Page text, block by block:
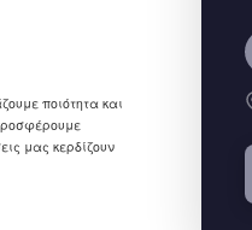
ποιότητα και
μας κερδίζουν